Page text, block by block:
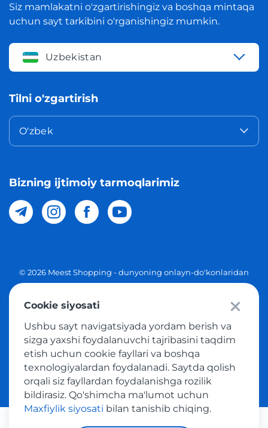
Siz mamlakatni o'zgartirishingiz va boshqa mintaqa
uchun sayt tarkibini o'rganishingiz mumkin.
Uzbekistan
Tilni o'zgartirish
O'zbek
Bizning ijtimoiy tarmoqlarimiz
© 2026 Meest Shopping - dunyoning onlayn-do'konlaridan
Ommaviy taklif
Tovar sotib olish xizmatidan foydalanish shartlari
Cookie siyosati
Ushbu sayt navigatsiyada yordam berish va
sizga yaxshi foydalanuvchi tajribasini taqdim
etish uchun cookie fayllari va boshqa
texnologiyalardan foydalanadi. Saytda qolish
orqali siz fayllardan foydalanishga rozilik
bildirasiz. Qo'shimcha ma'lumot uchun
Maxfiylik siyosati bilan tanishib chiqing.